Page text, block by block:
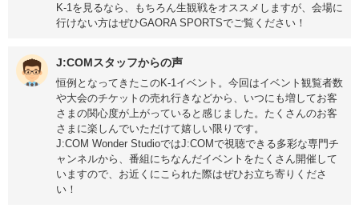
K-1を見るなら、もちろん生観戦をオススメしますが、会場に
行けない方はぜひGAORA SPORTSでご覧ください！
J:COMスタッフからの声
恒例となってきたこのK-1イベント。今回はイベント観覧者数
や大会のチケットの売れ行きなどから、いつにも増してお客
さまの関心度が上がっていると感じました。たくさんのお客
さまに楽しんでいただけて嬉しい限りです。
J:COM Wonder StudioではJ:COMで視聴できる多彩な専門チ
ャンネルから、番組にちなんだイベントをたくさん開催して
いますので、お近くにこられた際はぜひお立ち寄りくださ
い！